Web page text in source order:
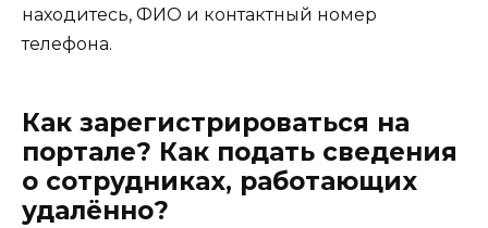
находитесь, ФИО и контактный номер
телефона.
Как зарегистрироваться на
портале? Как подать сведения
о сотрудниках, работающих
удалённо?